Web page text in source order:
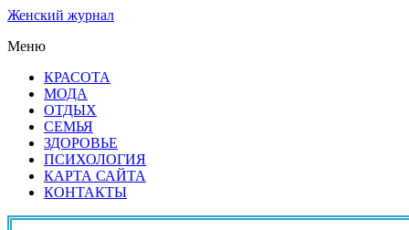
Женский журнал
Меню
КРАСОТА
МОДА
ОТДЫХ
СЕМЬЯ
ЗДОРОВЬЕ
ПСИХОЛОГИЯ
КАРТА САЙТА
КОНТАКТЫ